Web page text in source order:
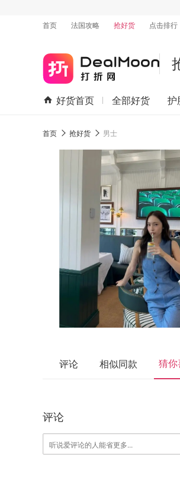
首页
法国攻略 抢好货 点击排行
好货首页 全部好货 护
首页 抢好货 男士
评论 相似同款 猜你
评论